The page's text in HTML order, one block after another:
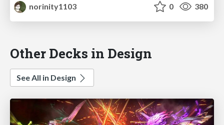
norinity1103
0 380
Other Decks in Design
See All in Design